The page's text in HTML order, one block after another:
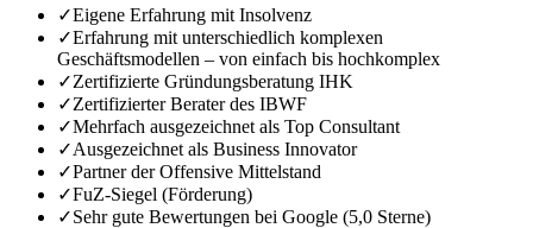
✓Eigene Erfahrung mit Insolvenz
✓Erfahrung mit unterschiedlich komplexen
Geschäftsmodellen – von einfach bis hochkomplex
✓Zertifizierte Gründungsberatung IHK
✓Zertifizierter Berater des IBWF
✓Mehrfach ausgezeichnet als Top Consultant
✓Ausgezeichnet als Business Innovator
✓Partner der Offensive Mittelstand
✓FuZ-Siegel (Förderung)
✓Sehr gute Bewertungen bei Google (5,0 Sterne)